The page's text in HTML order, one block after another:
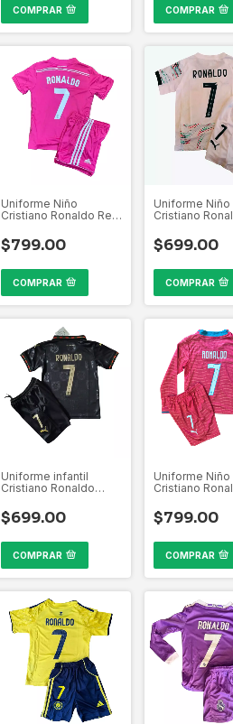
COMPRAR COMPRAR
Uniforme Niño
Cristiano Ronaldo Real
Rosa La Liga
$799.00
COMPRAR
Uniforme Niño
Cristiano
$699.00
COMPRAR
Uniforme infantil
Cristiano Ronaldo
Especial Eusébio
$699.00
COMPRAR
Uniforme Niño
Cristiano
Larga
$799.00
COMPRAR